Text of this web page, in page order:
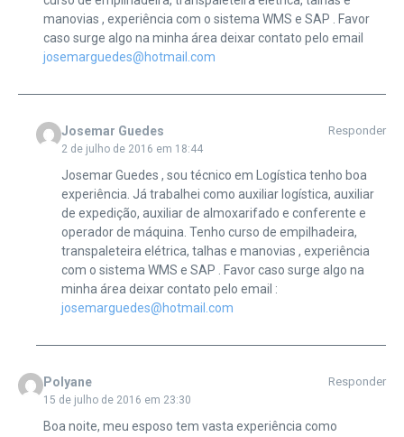
manovias , experiência com o sistema WMS e SAP . Favor
caso surge algo na minha área deixar contato pelo email
josemarguedes@hotmail.com
Josemar Guedes
2 de julho de 2016 em 18:44
Responder
Josemar Guedes , sou técnico em Logística tenho boa
experiência. Já trabalhei como auxiliar logística, auxiliar
de expedição, auxiliar de almoxarifado e conferente e
operador de máquina. Tenho curso de empilhadeira,
transpaleteira elétrica, talhas e manovias , experiência
com o sistema WMS e SAP . Favor caso surge algo na
minha área deixar contato pelo email :
josemarguedes@hotmail.com
Polyane
15 de julho de 2016 em 23:30
Responder
Boa noite, meu esposo tem vasta experiência como